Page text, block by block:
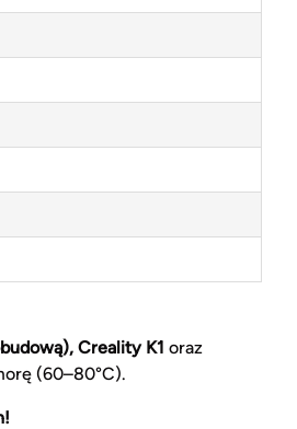
Creality K1 oraz
(60–80°C).